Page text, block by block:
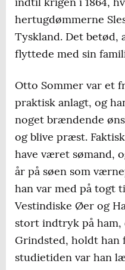
hertugdømmerne
Tyskland. Det betød,
flyttede med sin
Otto Sommer var et
praktisk anlagt, og
noget brændende
og blive præst.
have været sømand,
år på søen som
han var med på togt
Vestindiske Øer og
stort indtryk på ham,
Grindsted, holdt han
studietiden var han